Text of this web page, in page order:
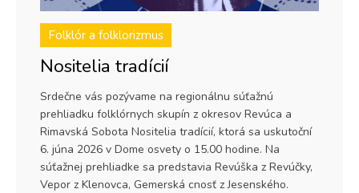
Folklór a folklorizmus
Nositelia tradícií
Srdečne vás pozývame na regionálnu súťažnú
prehliadku folklórnych skupín z okresov Revúca a
Rimavská Sobota Nositelia tradícií, ktorá sa uskutoční
6. júna 2026 v Dome osvety o 15.00 hodine. Na
súťažnej prehliadke sa predstavia Revúška z Revúčky,
Vepor z Klenovca, Gemerská cnosť z Jesenského.